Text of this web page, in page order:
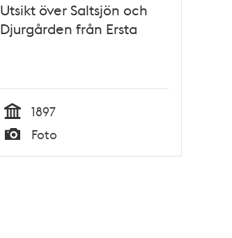
Utsikt över Saltsjön och
Djurgården från Ersta
Tid
1897
Foto